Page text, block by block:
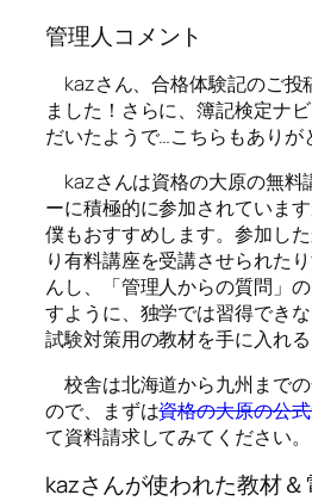
管理人コメント
kazさん、合格体験記のご投
ました！さらに、簿記検定ナ
だいたようで…こちらもありが
kazさんは資格の大原の無料
ーに積極的に参加されていま
僕もおすすめします。参加し
り有料講座を受講させられた
んし、「管理人からの質問」
すように、独学では習得でき
試験対策用の教材を手に入れる
校舎は北海道から九州まで
ので、まずは資格の大原の公
て資料請求してみてください。
kazさんが使われた教材